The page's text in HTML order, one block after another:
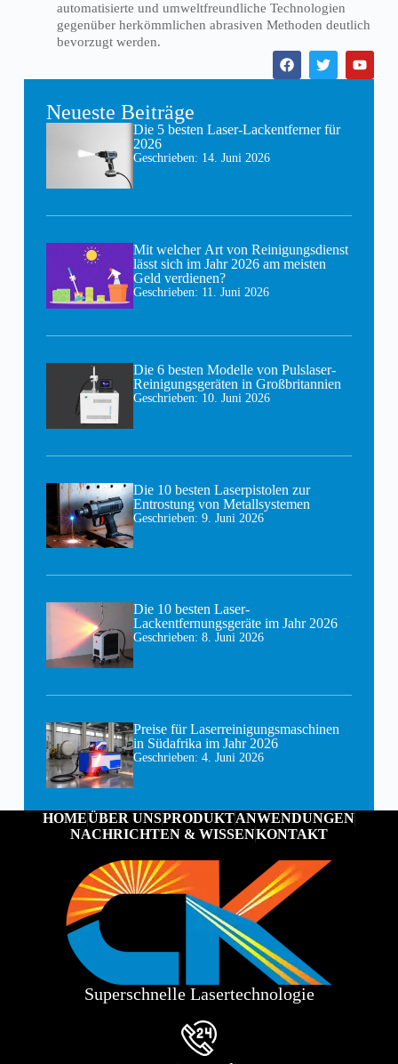
automatisierte und umweltfreundliche Technologien
gegenüber herkömmlichen abrasiven Methoden deutlich
bevorzugt werden.
Neueste Beiträge
Die 5 besten Laser-Lackentferner für
2026
Geschrieben: 14. Juni 2026
Mit welcher Art von Reinigungsdienst
lässt sich im Jahr 2026 am meisten
Geld verdienen?
Geschrieben: 11. Juni 2026
Die 6 besten Modelle von Pulslaser-
Reinigungsgeräten in Großbritannien
Geschrieben: 10. Juni 2026
Die 10 besten Laserpistolen zur
Entrostung von Metallsystemen
Geschrieben: 9. Juni 2026
Die 10 besten Laser-
Lackentfernungsgeräte im Jahr 2026
Geschrieben: 8. Juni 2026
Preise für Laserreinigungsmaschinen
in Südafrika im Jahr 2026
Geschrieben: 4. Juni 2026
HOMEÜBER UNSPRODUKTANWENDUNGEN
NACHRICHTEN & WISSENKONTAKT
Superschnelle Lasertechnologie